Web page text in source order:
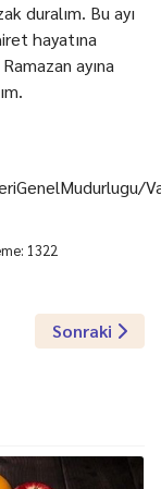
duralım. Bu ayı
hayatına
ayına
1322
Sonraki
Sonraki